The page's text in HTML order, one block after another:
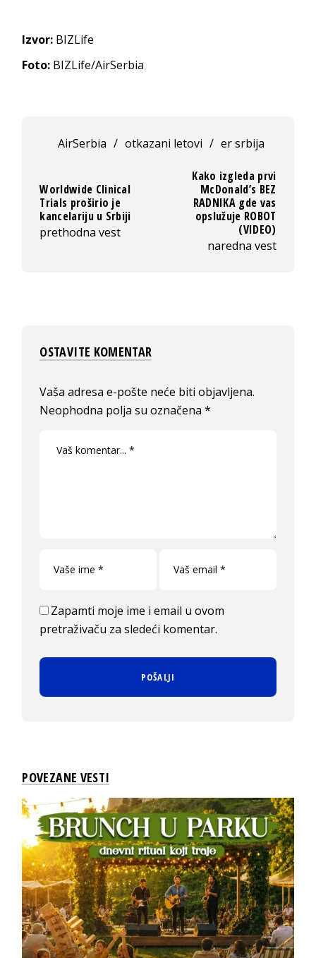
Izvor: BIZLife
Foto: BIZLife/AirSerbia
AirSerbia / otkazani letovi / er srbija
Worldwide Clinical
Trials proširio je
kancelariju u Srbiji
prethodna vest
Kako izgleda prvi
McDonald’s BEZ
RADNIKA gde vas
opslužuje ROBOT
(VIDEO)
naredna vest
OSTAVITE KOMENTAR
Vaša adresa e-pošte neće biti objavljena.
Neophodna polja su označena*
Zapamti moje ime i email u ovom
pretraživaču za sledeći komentar.
POVEZANE VESTI